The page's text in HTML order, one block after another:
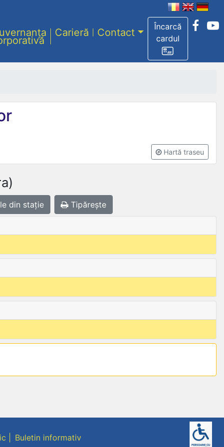
Încarcă
cardul
Carieră Contact
Hartă traseu
din stație Tipărește
Buletin informativ